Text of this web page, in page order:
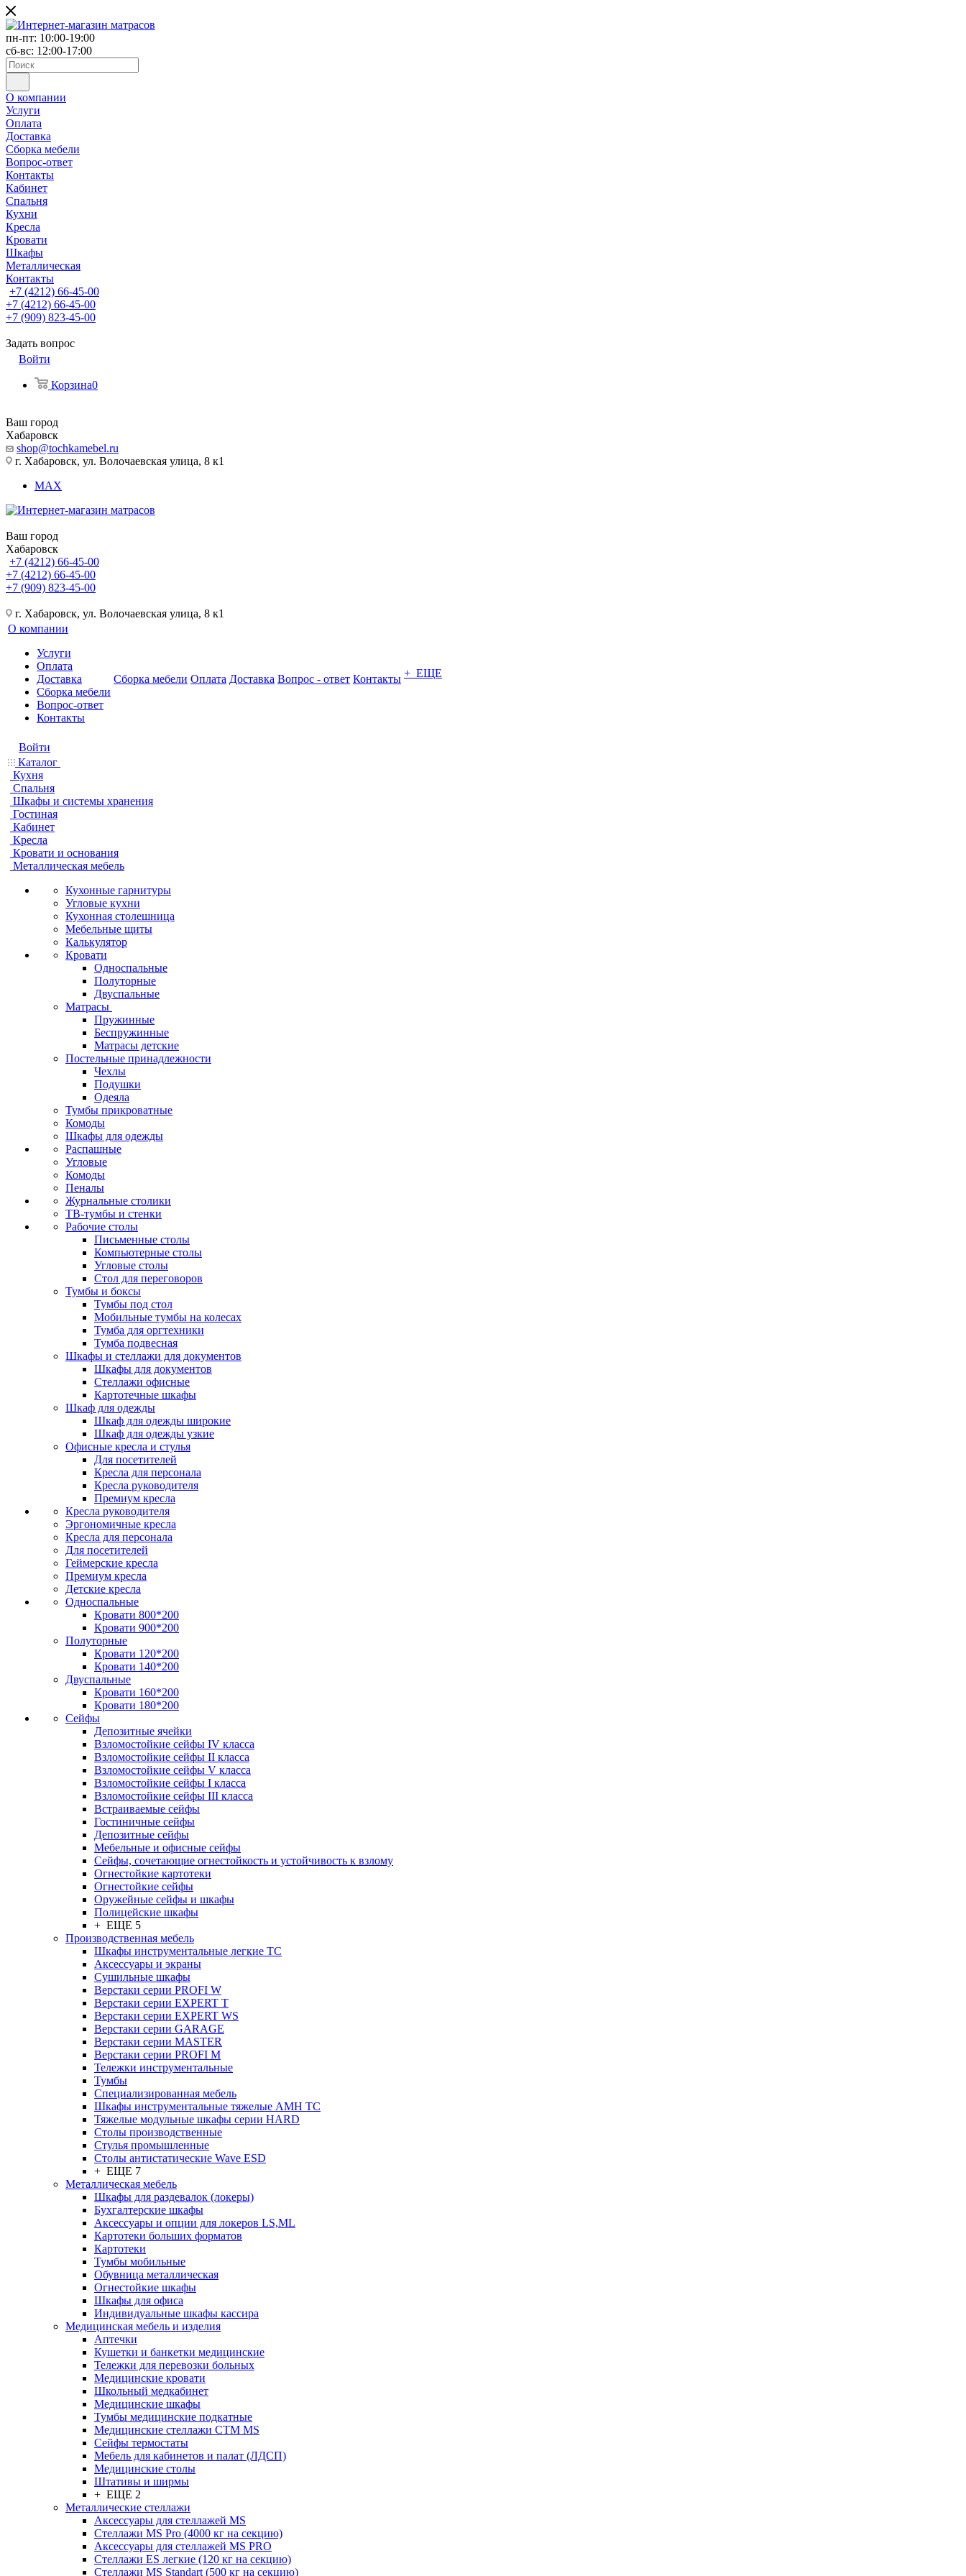
пн-пт: 10:00-19:00
сб-вс: 12:00-17:00
О компании
Услуги
Оплата
Доставка
Сборка мебели
Вопрос-ответ
Контакты
Кабинет
Спальня
Кухни
Кресла
Кровати
Шкафы
Металлическая
Контакты
+7 (4212) 66-45-00
+7 (4212) 66-45-00
+7 (909) 823-45-00
Задать вопрос
Войти
Корзина0
Ваш город
Хабаровск
shop@tochkamebel.ru
г. Хабаровск, ул. Волочаевская улица, 8 к1
MAX
Ваш город
Хабаровск
+7 (4212) 66-45-00
+7 (4212) 66-45-00
+7 (909) 823-45-00
г. Хабаровск, ул. Волочаевская улица, 8 к1
О компании
Услуги
Оплата
Доставка
Сборка мебели
Вопрос-ответ
Контакты
Сборка мебели Оплата Доставка Вопрос - ответ Контакты + ЕЩЕ
Войти
Каталог
Кухня
Спальня
Шкафы и системы хранения
Гостиная
Кабинет
Кресла
Кровати и основания
Металлическая мебель
Кухонные гарнитуры
Угловые кухни
Кухонная столешница
Мебельные щиты
Калькулятор
Кровати
Односпальные
Полуторные
Двуспальные
Матрасы
Пружинные
Беспружинные
Матрасы детские
Постельные принадлежности
Чехлы
Подушки
Одеяла
Тумбы прикроватные
Комоды
Шкафы для одежды
Распашные
Угловые
Комоды
Пеналы
Журнальные столики
ТВ‑тумбы и стенки
Рабочие столы
Письменные столы
Компьютерные столы
Угловые столы
Стол для переговоров
Тумбы и боксы
Тумбы под стол
Мобильные тумбы на колесах
Тумба для оргтехники
Тумба подвесная
Шкафы и стеллажи для документов
Шкафы для документов
Стеллажи офисные
Картотечные шкафы
Шкаф для одежды
Шкаф для одежды широкие
Шкаф для одежды узкие
Офисные кресла и стулья
Для посетителей
Кресла для персонала
Кресла руководителя
Премиум кресла
Кресла руководителя
Эргономичные кресла
Кресла для персонала
Для посетителей
Геймерские кресла
Премиум кресла
Детские кресла
Односпальные
Кровати 800*200
Кровати 900*200
Полуторные
Кровати 120*200
Кровати 140*200
Двуспальные
Кровати 160*200
Кровати 180*200
Сейфы
Депозитные ячейки
Взломостойкие сейфы IV класса
Взломостойкие сейфы II класса
Взломостойкие сейфы V класса
Взломостойкие сейфы I класса
Взломостойкие сейфы III класса
Встраиваемые сейфы
Гостиничные сейфы
Депозитные сейфы
Мебельные и офисные сейфы
Сейфы, сочетающие огнестойкость и устойчивость к взлому
Огнестойкие картотеки
Огнестойкие сейфы
Оружейные сейфы и шкафы
Полицейские шкафы
+ ЕЩЕ 5
Производственная мебель
Шкафы инструментальные легкие ТС
Аксессуары и экраны
Cушильные шкафы
Верстаки серии PROFI W
Верстаки серии EXPERT T
Верстаки серии EXPERT WS
Верстаки серии GARAGE
Верстаки серии MASTER
Верстаки серии PROFI M
Тележки инструментальные
Тумбы
Cпециализированная мебель
Шкафы инструментальные тяжелые AMH TC
Тяжелые модульные шкафы серии HARD
Столы производственные
Стулья промышленные
Столы антистатические Wave ESD
+ ЕЩЕ 7
Металлическая мебель
Шкафы для раздевалок (локеры)
Бухгалтерские шкафы
Аксессуары и опции для локеров LS,ML
Картотеки больших форматов
Картотеки
Тумбы мобильные
Обувница металлическая
Огнестойкие шкафы
Шкафы для офиса
Индивидуальные шкафы кассира
Медицинская мебель и изделия
Аптечки
Кушетки и банкетки медицинские
Тележки для перевозки больных
Медицинские кровати
Школьный медкабинет
Медицинские шкафы
Тумбы медицинские подкатные
Медицинские стеллажи CTM MS
Сейфы термостаты
Мебель для кабинетов и палат (ЛДСП)
Медицинские столы
Штативы и ширмы
+ ЕЩЕ 2
Металлические стеллажи
Аксессуары для стеллажей MS
Стеллажи MS Pro (4000 кг на секцию)
Аксессуары для стеллажей MS PRO
Стеллажи ES легкие (120 кг на секцию)
Стеллажи MS Standart (500 кг на секцию)